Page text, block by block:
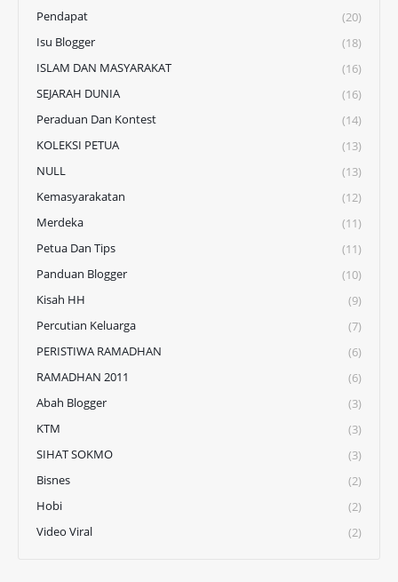
Pendapat
(20)
Isu Blogger
(18)
ISLAM DAN MASYARAKAT
(16)
SEJARAH DUNIA
(16)
Peraduan Dan Kontest
(14)
KOLEKSI PETUA
(13)
NULL
(13)
Kemasyarakatan
(12)
Merdeka
(11)
Petua Dan Tips
(11)
Panduan Blogger
(10)
Kisah HH
(9)
Percutian Keluarga
(7)
PERISTIWA RAMADHAN
(6)
RAMADHAN 2011
(6)
Abah Blogger
(3)
KTM
(3)
SIHAT SOKMO
(3)
Bisnes
(2)
Hobi
(2)
Video Viral
(2)